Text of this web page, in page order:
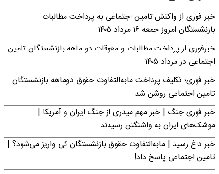
خبر فوری از واکنش تامین اجتماعی به پرداخت مطالبات
بازنشستگان امروز جمعه ۱۶ مرداد ۱۴۰۵
خبرفوری از پرداخت مطالبات و معوقات دو ماهه بازنشستگان تامین
اجتماعی در مرداد ۱۴۰۵
خبر فوری؛ تکلیف پرداخت مابه‌التفاوت حقوق دوماهه بازنشستگان
تامین اجتماعی روشن شد
خبر فوری جنگ | خبر مهم میدری از جنگ ایران و آمریکا |
موشک‌های ایران به واشنگتن رسیدند
خبر داغ رسید | مابه‌التفاوت حقوق بازنشستگان کی واریز می‌شود؟ |
تامین اجتماعی پاسخ داد!